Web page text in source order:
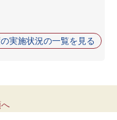
実施状況の一覧を見る